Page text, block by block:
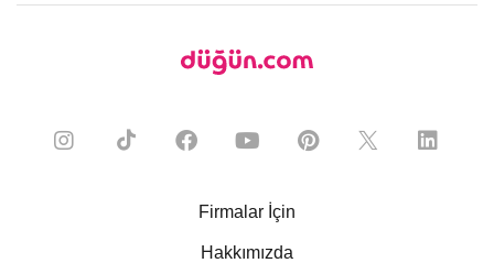
Firmalar İçin
Hakkımızda